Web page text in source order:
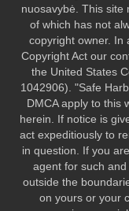
nuosavybė. This site
of which has not
copyright owner. In
Copyright Act our
the United States
1042906). "Safe
DMCA apply to this
herein. If notice is
act expeditiously to
in question. If you
agent for such
outside the
on yours or your